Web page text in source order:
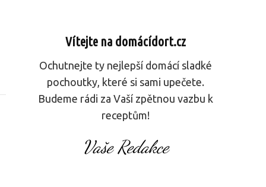
Vítejte na domácídort.cz
Ochutnejte ty nejlepší domácí sladké
pochoutky, které si sami upečete.
Budeme rádi za Vaší zpětnou vazbu k
receptům!
Vaše Redakce